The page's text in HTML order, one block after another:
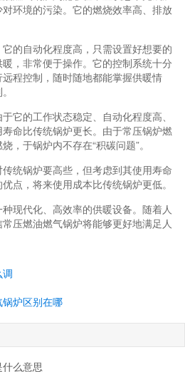
环境的污染。它的燃烧效率高、排放
的自动化程度高，只需设置好想要的
，非常便于操作。它的控制系统十分
程控制，随时随地都能掌握供暖情
它的工作状态稳定、自动化程度高、
命比传统锅炉更长。由于常压锅炉燃
，于锅炉内不存在“积碳问题”。
统锅炉要高些，但考虑到其使用寿命
点，将来使用成本比传统锅炉更低。
现代化、高效率的供暖设备。随着人
压燃油燃气锅炉将能够更好地满足人
炉区别在哪
么意思